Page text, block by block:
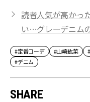
読者人気が高かっ
い…グレーデニム
#定番コーデ #山崎紘菜
#デニム
SHARE